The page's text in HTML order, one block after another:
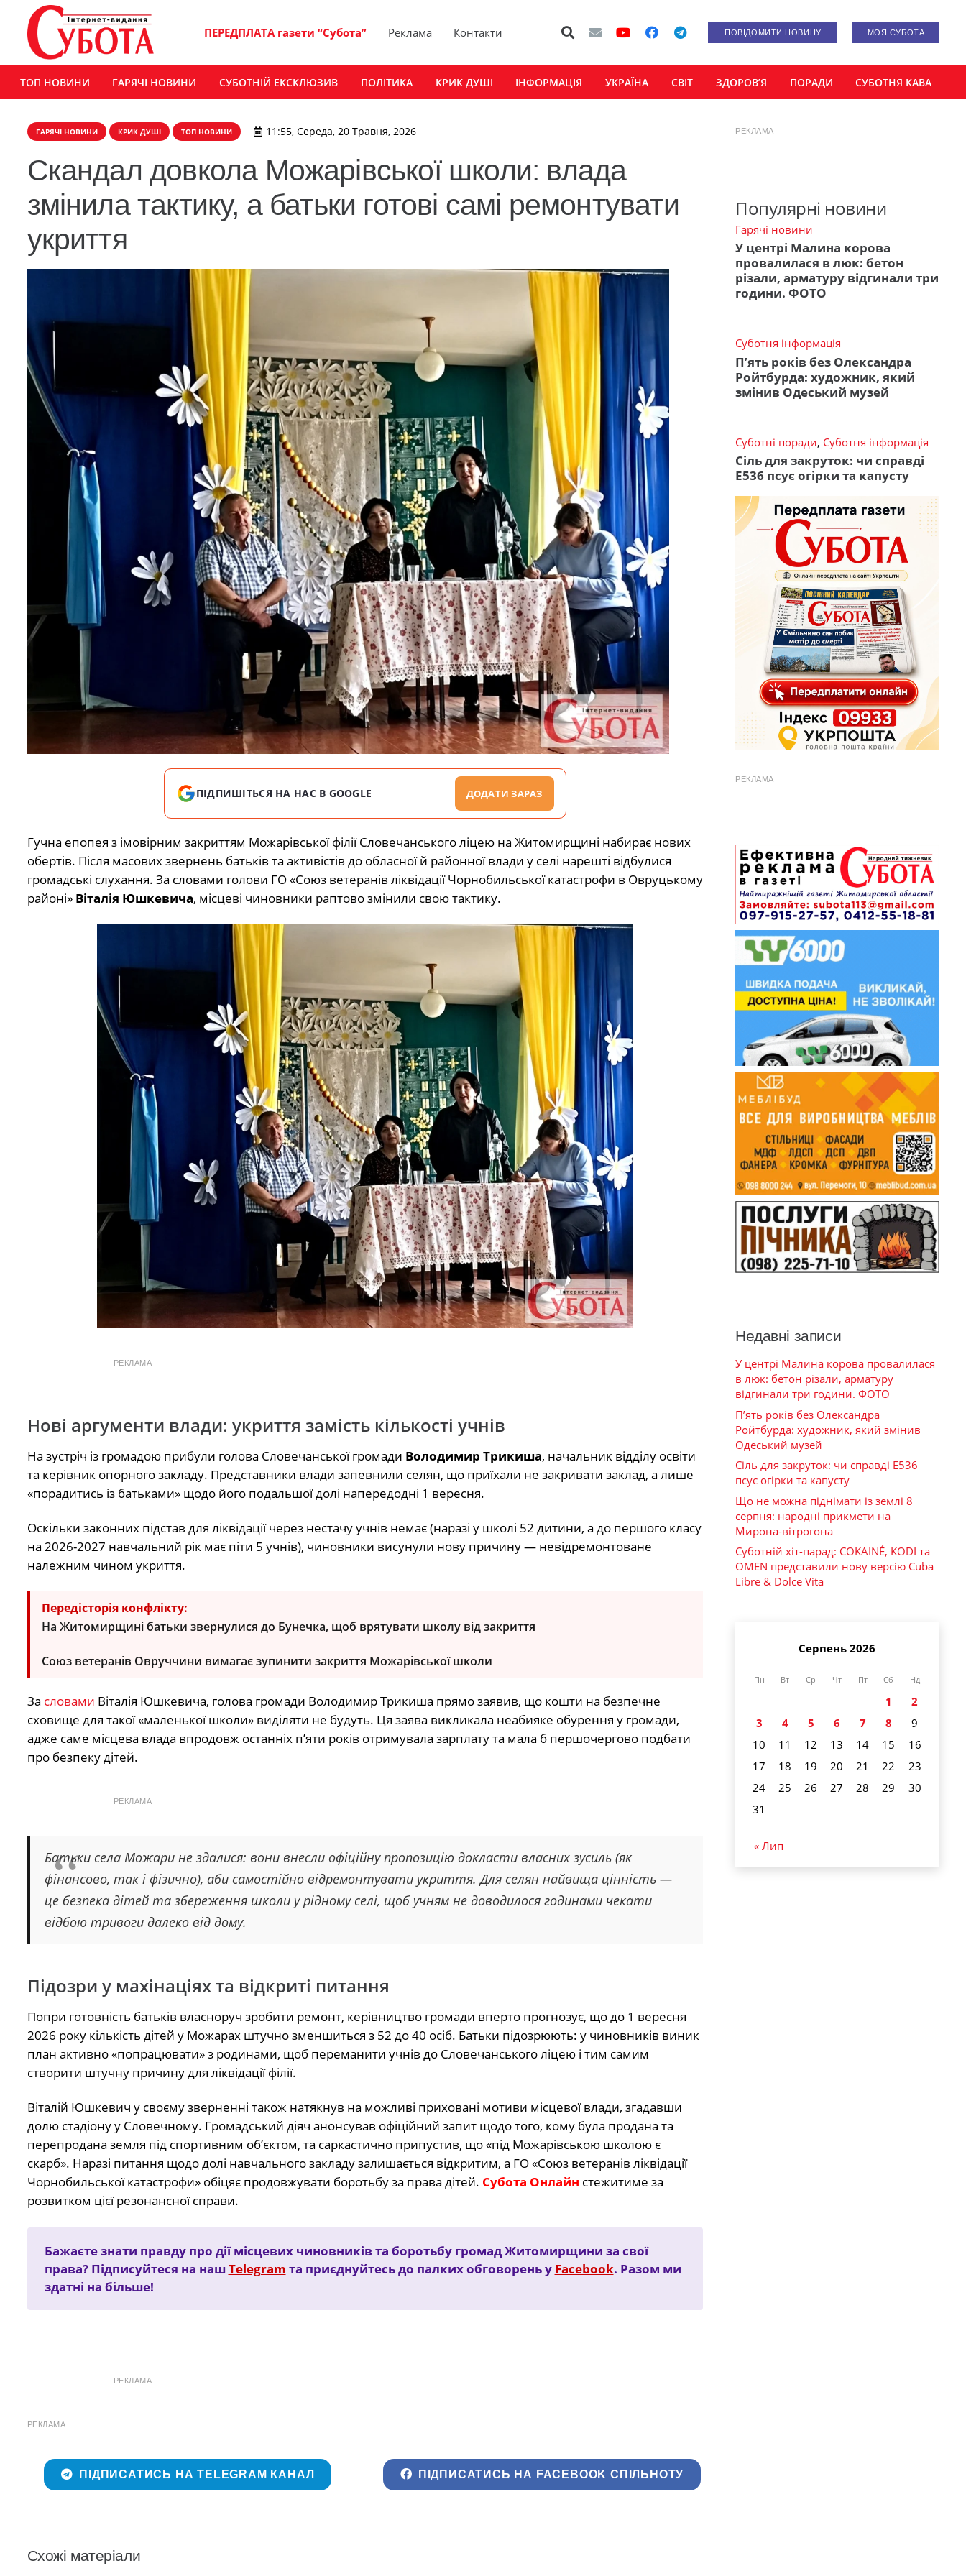
ПЕРЕДПЛАТА газети “Субота” Реклама Контакти ПОВІДОМИТИ НОВИНУ МОЯ СУБОТА
ТОП НОВИНИ ГАРЯЧІ НОВИНИ СУБОТНІЙ ЕКСКЛЮЗИВ ПОЛІТИКА КРИК ДУШІ ІНФОРМАЦІЯ УКРАЇНА СВІТ ЗДОРОВ’Я ПОРАДИ СУБОТНЯ КАВА
ГАРЯЧІ НОВИНИ КРИК ДУШІ ТОП НОВИНИ 11:55, Середа, 20 Травня, 2026
Скандал довкола Можарівської школи: влада
змінила тактику, а батьки готові самі ремонтувати
укриття
ПІДПИШІТЬСЯ НА НАС В GOOGLE ДОДАТИ ЗАРАЗ
Гучна епопея з імовірним закриттям Можарівської філії Словечанського ліцею на Житомирщині набирає нових
обертів. Після масових звернень батьків та активістів до обласної й районної влади у селі нарешті відбулися
громадські слухання. За словами голови ГО «Союз ветеранів ліквідації Чорнобильської катастрофи в Овруцькому
районі» Віталія Юшкевича, місцеві чиновники раптово змінили свою тактику.
РЕКЛАМА
Нові аргументи влади: укриття замість кількості учнів
На зустріч із громадою прибули голова Словечанської громади Володимир Трикиша, начальник відділу освіти
та керівник опорного закладу. Представники влади запевнили селян, що приїхали не закривати заклад, а лише
«порадитись із батьками» щодо його подальшої долі напередодні 1 вересня.
Оскільки законних підстав для ліквідації через нестачу учнів немає (наразі у школі 52 дитини, а до першого класу
на 2026-2027 навчальний рік має піти 5 учнів), чиновники висунули нову причину — невідремонтоване
належним чином укриття.
Передісторія конфлікту:
На Житомирщині батьки звернулися до Бунечка, щоб врятувати школу від закриття
Союз ветеранів Овруччини вимагає зупинити закриття Можарівської школи
За словами Віталія Юшкевича, голова громади Володимир Трикиша прямо заявив, що кошти на безпечне
сховище для такої «маленької школи» виділяти не будуть. Ця заява викликала неабияке обурення у громади,
адже саме місцева влада впродовж останніх п’яти років отримувала зарплату та мала б першочергово подбати
про безпеку дітей.
РЕКЛАМА
Батьки села Можари не здалися: вони внесли офіційну пропозицію докласти власних зусиль (як
фінансово, так і фізично), аби самостійно відремонтувати укриття. Для селян найвища цінність —
це безпека дітей та збереження школи у рідному селі, щоб учням не доводилося годинами чекати
відбою тривоги далеко від дому.
Підозри у махінаціях та відкриті питання
Попри готовність батьків власноруч зробити ремонт, керівництво громади вперто прогнозує, що до 1 вересня
2026 року кількість дітей у Можарах штучно зменшиться з 52 до 40 осіб. Батьки підозрюють: у чиновників виник
план активно «попрацювати» з родинами, щоб переманити учнів до Словечанського ліцею і тим самим
створити штучну причину для ліквідації філії.
Віталій Юшкевич у своєму зверненні також натякнув на можливі приховані мотиви місцевої влади, згадавши
долю стадіону у Словечному. Громадський діяч анонсував офіційний запит щодо того, кому була продана та
перепродана земля під спортивним об’єктом, та саркастично припустив, що «під Можарівською школою є
скарб». Наразі питання щодо долі навчального закладу залишається відкритим, а ГО «Союз ветеранів ліквідації
Чорнобильської катастрофи» обіцяє продовжувати боротьбу за права дітей. Субота Онлайн стежитиме за
розвитком цієї резонансної справи.
Бажаєте знати правду про дії місцевих чиновників та боротьбу громад Житомирщини за свої
права? Підписуйтеся на нашTelegram та приєднуйтесь до палких обговорень у Facebook. Разом ми
здатні на більше!
РЕКЛАМА
РЕКЛАМА
ПІДПИСАТИСЬ НА TELEGRAM КАНАЛ ПІДПИСАТИСЬ НА FACEBOOK СПІЛЬНОТУ
Схожі матеріали
РЕКЛАМА
Популярні новини
Гарячі новини
У центрі Малина корова
провалилася в люк: бетон
різали, арматуру відгинали три
години. ФОТО
Суботня інформація
П’ять років без Олександра
Ройтбурда: художник, який
змінив Одеський музей
Суботні поради, Суботня інформація
Сіль для закруток: чи справді
Е536 псує огірки та капусту
РЕКЛАМА
Недавні записи
У центрі Малина корова провалилася
в люк: бетон різали, арматуру
відгинали три години. ФОТО
П’ять років без Олександра
Ройтбурда: художник, який змінив
Одеський музей
Сіль для закруток: чи справді Е536
псує огірки та капусту
Що не можна піднімати із землі 8
серпня: народні прикмети на
Мирона-вітрогона
Суботній хіт-парад: COKAINÉ, KODI та
OMEN представили нову версію Cuba
Libre & Dolce Vita
Серпень 2026
Пн Вт Ср Чт Пт Сб Нд
1
2
3
4 5 6 7 8
9
10
11 12 13 14 15
16
17
18 19 20 21 22
23
24
25 26 27 28 29
30
31
« Лип